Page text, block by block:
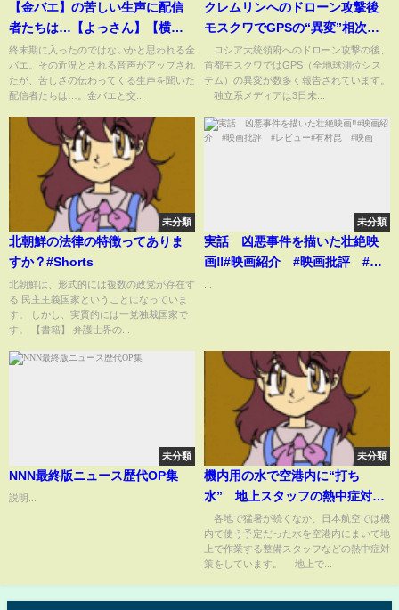
【金バエ】の苦しい生声に配信
者たちは…【よっさん】【横山
緑】【便所太郎】【野田】
終末期に入ったのではないかと思われる金
バエ。その近況とされる音声がアップされ
たが、苦しさの伝わってくる生声を聞いた
配信者たちは…。金バエと交...
クレムリンへのドローン攻撃後
モスクワでGPSの“異変”相次ぐ
(2023年5月5日)
ロシア大統領府へのドローン攻撃の後、
首都モスクワではGPS（全地球測位シス
テム）の異変が数多く報告されています。
独立系メディアは3日未...
未分類
北朝鮮の法律の特徴ってありま
すか？#Shorts
北朝鮮は、形式的には複数の政党が存在す
る 民主主義国家ということになっていま
す。 しかし、実質的には一党独裁国家で
す。 【書籍】 弁護士界の...
未分類
実話 凶悪事件を描いた壮絶映
画‼️#映画紹介 #映画批評 #レ
未分類
NNN最終版ニュース歴代OP集
説明...
未分類
機内用の水で空港内に“打ち
水” 地上スタッフの熱中症対策
(2022年8月2日)
各地で猛暑が続くなか、日本航空では機
内で使う予定だった水を空港内にまいて地
上で作業する整備スタッフなどの熱中症対
策をしています。 地上で...